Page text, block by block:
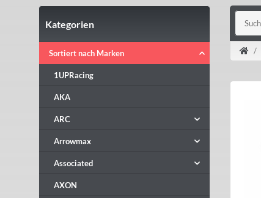
Kategorien
Sortiert nach Marken
1UPRacing
AKA
ARC
Arrowmax
Associated
AXON